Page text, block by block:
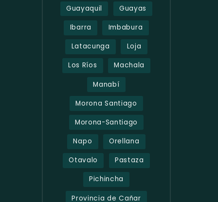
Guayaquil Guayas
Ibarra Imbabura
Latacunga Loja
Los Ríos Machala
Manabí
Morona Santiago
Morona-Santiago
Napo Orellana
Otavalo Pastaza
Pichincha
Provincia de Cañar